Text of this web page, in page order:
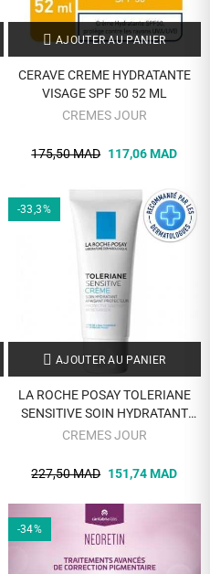
AJOUTER AU PANIER
CERAVE CREME HYDRATANTE
VISAGE SPF 50 52 ML
CREMES JOUR
175,50 MAD 117,06 MAD
-33,3%
AJOUTER AU PANIER
LA ROCHE POSAY TOLERIANE
SENSITIVE SOIN HYDRATANT
APAISANT 40ML
CREMES JOUR
227,50 MAD 151,74 MAD
-34%